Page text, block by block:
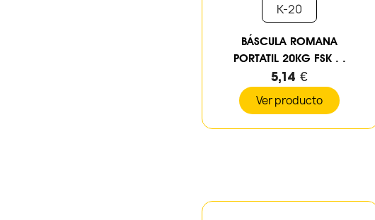
K-20
BÁSCULA ROMANA
PORTATIL 20KG FSK . .
5,14 €
Ver producto